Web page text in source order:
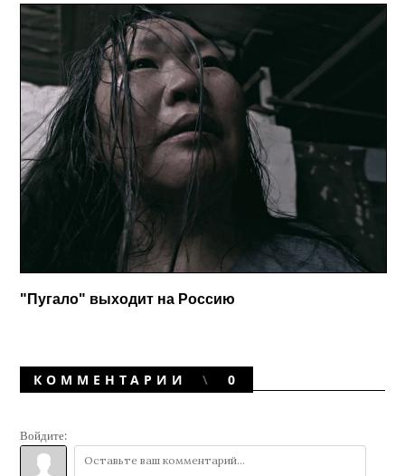
"Пугало" выходит на Россию
КОММЕНТАРИИ 0
Войдите: